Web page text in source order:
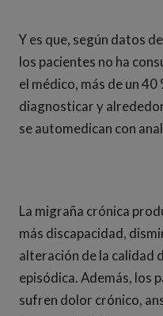
Y es que, según datos
los pacientes no ha
el médico, más de un
diagnosticar y
se automedican con
La migraña crónica
más discapacidad,
alteración de la calidad
episódica. Además, los
sufren dolor crónico,